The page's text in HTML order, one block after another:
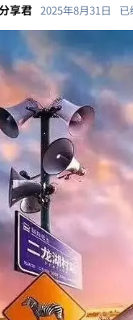
享君 2025年8月31日 已